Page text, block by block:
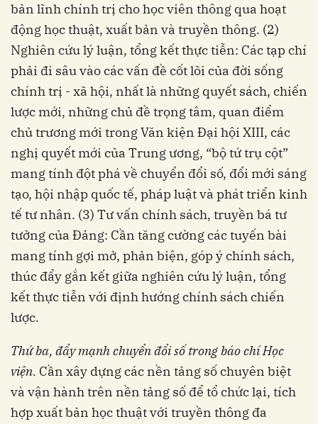
bản lĩnh chính trị cho học viên thông qua hoạt
động học thuật, xuất bản và truyền thông. (2)
Nghiên cứu lý luận, tổng kết thực tiễn: Các tạp chí
phải đi sâu vào các vấn đề cốt lõi của đời sống
chính trị - xã hội, nhất là những quyết sách, chiến
lược mới, những chủ đề trọng tâm, quan điểm
chủ trương mới trong Văn kiện Đại hội XIII, các
nghị quyết mới của Trung ương, “bộ tứ trụ cột”
mang tính đột phá về chuyển đổi số, đổi mới sáng
tạo, hội nhập quốc tế, pháp luật và phát triển kinh
tế tư nhân. (3) Tư vấn chính sách, truyền bá tư
tưởng của Đảng: Cần tăng cường các tuyến bài
mang tính gợi mở, phản biện, góp ý chính sách,
thúc đẩy gắn kết giữa nghiên cứu lý luận, tổng
kết thực tiễn với định hướng chính sách chiến
lược.
Thứ ba, đẩy mạnh chuyển đổi số trong báo chí Học
viện. Cần xây dựng các nền tảng số chuyên biệt
và vận hành trên nền tảng số để tổ chức lại, tích
hợp xuất bản học thuật với truyền thông đa